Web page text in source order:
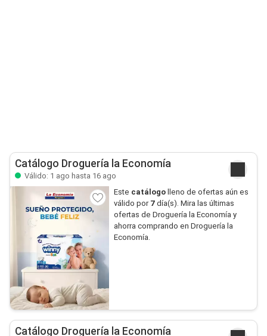
Catálogo Droguería la Economía
Válido: 1 ago hasta 16 ago
Este catálogolleno de ofertas aún es
válido por 7día(s). Mira las últimas
ofertas de Droguería la Economía y
ahorra comprando en Droguería la
Economía.
Catálogo Droguería la Economía